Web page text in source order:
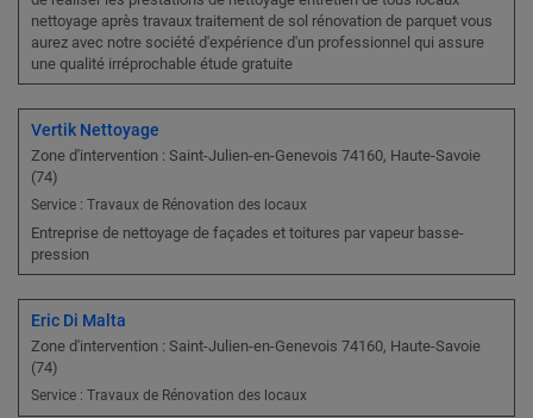
nettoyage après travaux traitement de sol rénovation de parquet vous
aurez avec notre société d'expérience d'un professionnel qui assure
une qualité irréprochable étude gratuite
Vertik Nettoyage
Zone d'intervention : Saint-Julien-en-Genevois 74160, Haute-Savoie
(74)
Service : Travaux de Rénovation des locaux
Entreprise de nettoyage de façades et toitures par vapeur basse-
pression
Eric Di Malta
Zone d'intervention : Saint-Julien-en-Genevois 74160, Haute-Savoie
(74)
Service : Travaux de Rénovation des locaux